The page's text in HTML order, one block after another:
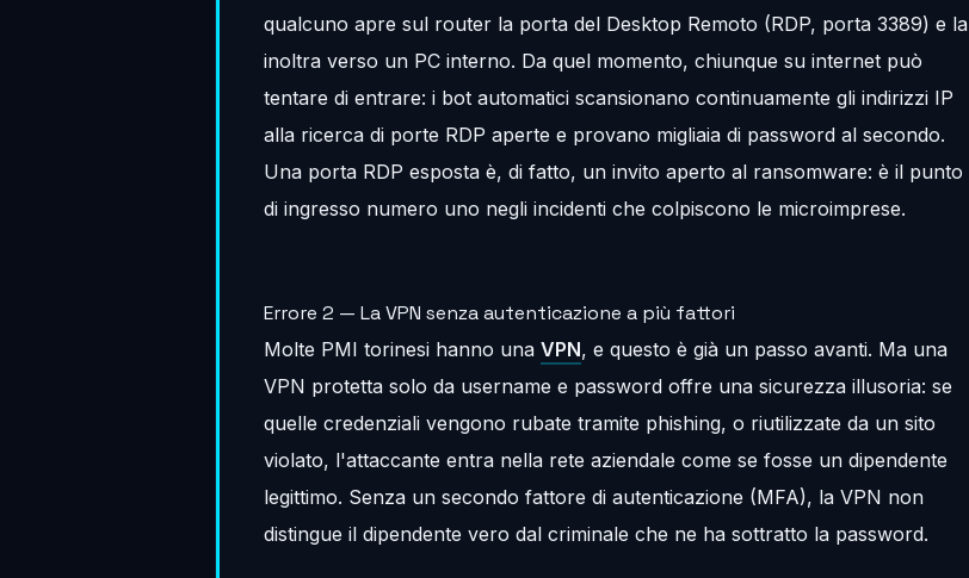
qualcuno apre sul router la porta del Desktop Remoto (RDP, porta 3389) e la
inoltra verso un PC interno. Da quel momento, chiunque su internet può
tentare di entrare: i bot automatici scansionano continuamente gli indirizzi IP
alla ricerca di porte RDP aperte e provano migliaia di password al secondo.
Una porta RDP esposta è, di fatto, un invito aperto al ransomware: è il punto
di ingresso numero uno negli incidenti che colpiscono le microimprese.
Errore 2 — La VPN senza autenticazione a più fattori
Molte PMI torinesi hanno una VPN, e questo è già un passo avanti. Ma una
VPN protetta solo da username e password offre una sicurezza illusoria: se
quelle credenziali vengono rubate tramite phishing, o riutilizzate da un sito
violato, l'attaccante entra nella rete aziendale come se fosse un dipendente
legittimo. Senza un secondo fattore di autenticazione (MFA), la VPN non
distingue il dipendente vero dal criminale che ne ha sottratto la password.